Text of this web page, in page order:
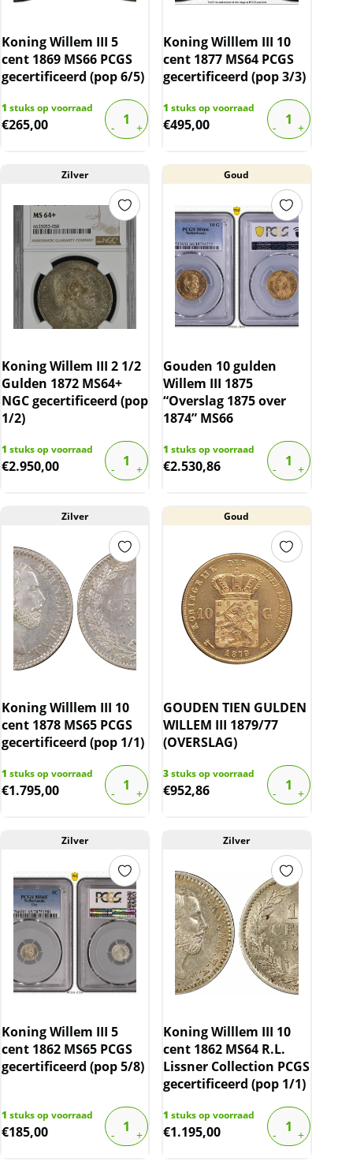
Koning Willem III 5
cent 1869 MS66 PCGS
gecertificeerd (pop 6/5)
1 stuks op voorraad
€265,00
Koning Willlem III 10
cent 1877 MS64 PCGS
gecertificeerd (pop 3/3)
1 stuks op voorraad
€495,00
Zilver
Koning Willem III 2 1/2
Gulden 1872 MS64+
NGC gecertificeerd (pop
1/2)
1 stuks op voorraad
€2.950,00
Goud
Gouden 10 gulden
Willem III 1875
“Overslag 1875 over
1874” MS66
1 stuks op voorraad
€2.530,86
Zilver
Koning Willlem III 10
cent 1878 MS65 PCGS
gecertificeerd (pop 1/1)
1 stuks op voorraad
€1.795,00
Goud
GOUDEN TIEN GULDEN
WILLEM III 1879/77
(OVERSLAG)
3stuks op voorraad
€952,86
Zilver
Koning Willem III 5
cent 1862 MS65 PCGS
gecertificeerd (pop 5/8)
1 stuks op voorraad
€185,00
Zilver
Koning Willlem III 10
cent 1862 MS64 R.L.
Lissner Collection PCGS
gecertificeerd (pop 1/1)
1 stuks op voorraad
€1.195,00